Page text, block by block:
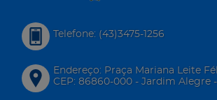
Telefone: (43)3475-1256
Endereço: Praça Mariana Leite
CEP: 86860-000 - Jardim Alegre